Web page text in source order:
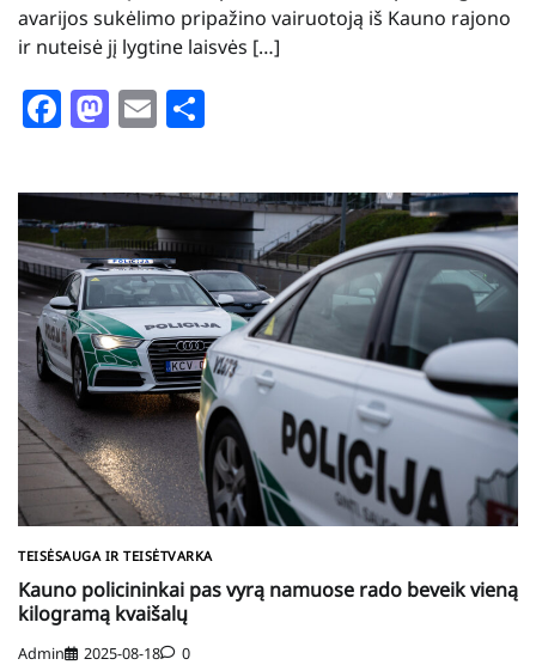
avarijos sukėlimo pripažino vairuotoją iš Kauno rajono
ir nuteisė jį lygtine laisvės […]
Facebook
Mastodon
Email
TEISĖSAUGA IR TEISĖTVARKA
Kauno policininkai pas vyrą namuose rado beveik vieną
kilogramą kvaišalų
Admin 2025-08-18 0